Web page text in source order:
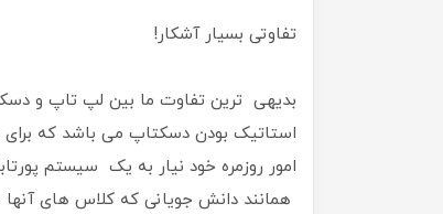
تفاوتی بسیار آشکار!
بدیهی ترین تفاوت ما بین لپ تاپ و
استاتیک بودن دسکتاپ می باشد که برای
امور روزمره خود نیار به یک سیستم
همانند دانش جویانی که کلاس های